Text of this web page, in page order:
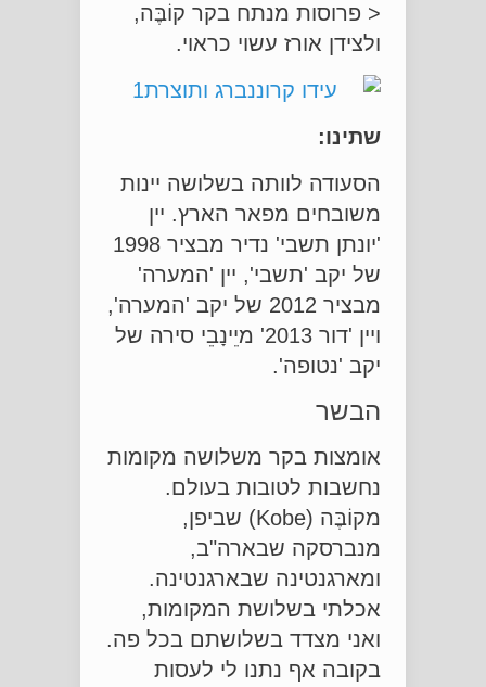
< פרוסות מנתח בקר קוֹבֶּה,
ולצידן אורז עשוי כראוי.
שתינו:
הסעודה לוותה בשלושה יינות
משובחים מפאר הארץ. יין
'יונתן תשבי' נדיר מבציר 1998
של יקב 'תשבי', יין 'המערה'
מבציר 2012 של יקב 'המערה',
ויין 'דור 2013' מיֵינָבֵי סירה של
יקב 'נטופה'.
הבשר
אומצות בקר משלושה מקומות
נחשבות לטובות בעולם.
מקוֹבֶּה (Kobe) שביפן,
מנברסקה שבארה"ב,
ומארגנטינה שבארגנטינה.
אכלתי בשלושת המקומות,
ואני מצדד בשלושתם בכל פה.
בקובה אף נתנו לי לעסות